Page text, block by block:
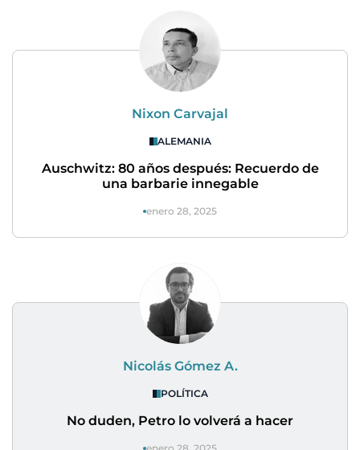
Nixon Carvajal
ALEMANIA
Auschwitz: 80 años después: Recuerdo de
una barbarie innegable
enero 28, 2025
Nicolás Gómez A.
POLÍTICA
No duden, Petro lo volverá a hacer